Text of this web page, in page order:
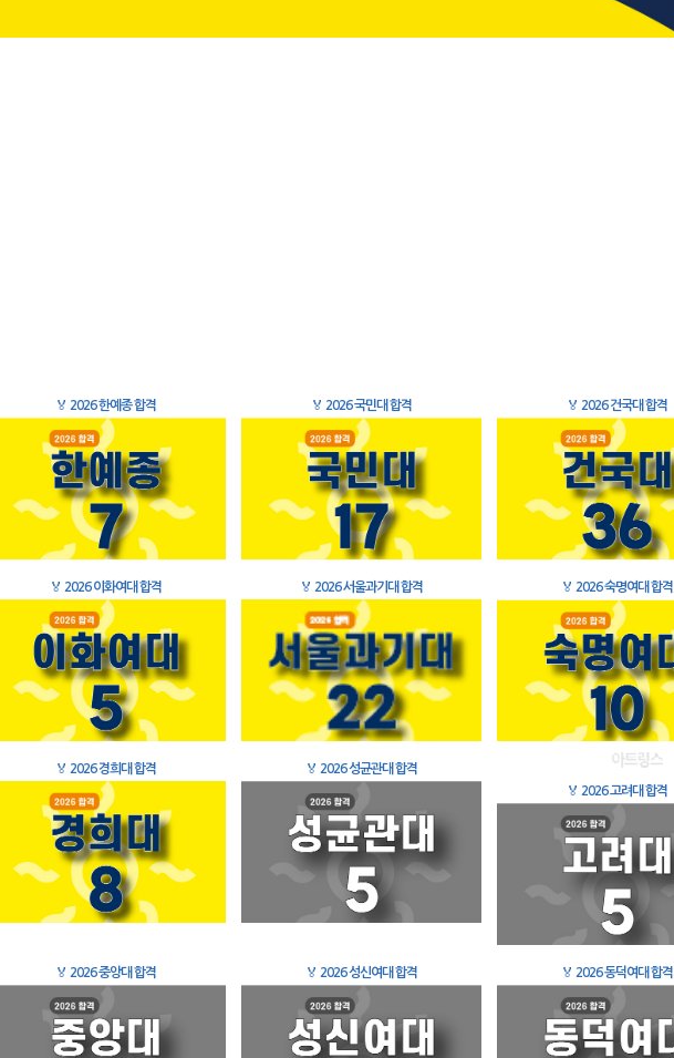
🏅 2026 한예종 합격 🏅 2026 국민대 합격 🏅 2026 건국대 합격
🏅 2026 이화여대 합격 🏅 2026 서울과기대 합격 🏅 2026 숙명여대 합격
🏅 2026 경희대 합격 🏅 2026 성균관대 합격
🏅 2026 고려대 합격
🏅 2026 중앙대 합격 🏅 2026 성신여대 합격 🏅 2026 동덕여대 합격